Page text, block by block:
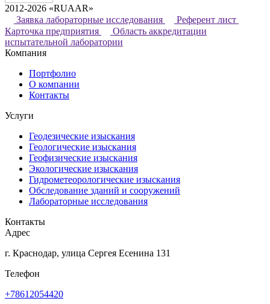
2012-2026 «RUAAR»
Заявка лабораторные исследования
Референт лист
Карточка предприятия
Область аккредитации
испытательной лаборатории
Компания
Портфолио
О компании
Контакты
Услуги
Геодезические изыскания
Геологические изыскания
Геофизические изыскания
Экологические изыскания
Гидрометеорологические изыскания
Обследование зданий и сооружений
Лабораторные исследования
Контакты
Адрес
г. Краснодар, улица Сергея Есенина 131
Телефон
+78612054420